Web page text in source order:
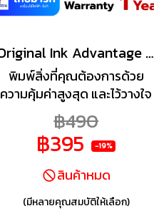
Original Ink Advantage Cartridge HP 680
พิมพ์สิ่งที่คุณต้องการด้วย
ความคุ้มค่าสูงสุด และไว้วางใจ
ในภาพถ่ายคุณภาพห้องแล็บ
และเอกสารในชีวิตประจำวัน
ด้วยตลับหมึกแท้ของ HP ราคา
ประหยัด ออกแบบมาเพื่อช่วย
ให้มั่นใจว่าเครื่องพิมพ์ HP ของ
คุณจะให้ผลลัพธ์ที่สม่ำเสมอ
฿490
฿395 -19%
สินค้าหมด
(มีหลายคุณสมบัติให้เลือก)